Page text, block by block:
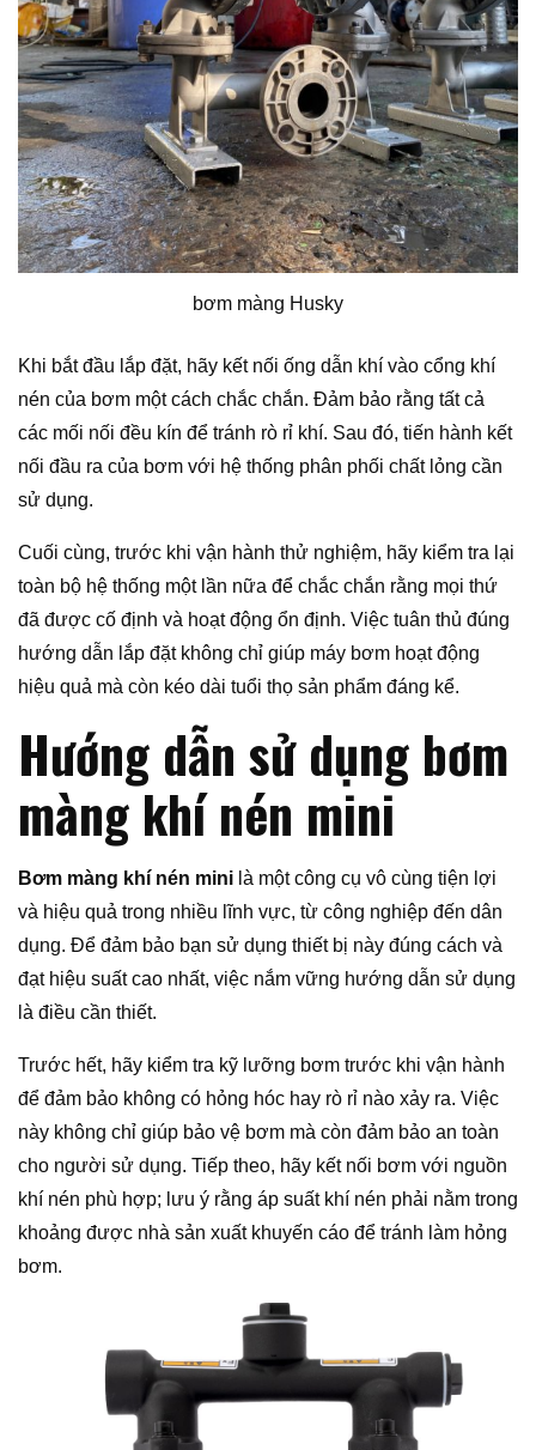
bơm màng Husky
Khi bắt đầu lắp đặt, hãy kết nối ống dẫn khí vào cổng khí
nén của bơm một cách chắc chắn. Đảm bảo rằng tất cả
các mối nối đều kín để tránh rò rỉ khí. Sau đó, tiến hành kết
nối đầu ra của bơm với hệ thống phân phối chất lỏng cần
sử dụng.
Cuối cùng, trước khi vận hành thử nghiệm, hãy kiểm tra lại
toàn bộ hệ thống một lần nữa để chắc chắn rằng mọi thứ
đã được cố định và hoạt động ổn định. Việc tuân thủ đúng
hướng dẫn lắp đặt không chỉ giúp máy bơm hoạt động
hiệu quả mà còn kéo dài tuổi thọ sản phẩm đáng kể.
Hướng dẫn sử dụng bơm
màng khí nén mini
Bơm màng khí nén mini là một công cụ vô cùng tiện lợi
và hiệu quả trong nhiều lĩnh vực, từ công nghiệp đến dân
dụng. Để đảm bảo bạn sử dụng thiết bị này đúng cách và
đạt hiệu suất cao nhất, việc nắm vững hướng dẫn sử dụng
là điều cần thiết.
Trước hết, hãy kiểm tra kỹ lưỡng bơm trước khi vận hành
để đảm bảo không có hỏng hóc hay rò rỉ nào xảy ra. Việc
này không chỉ giúp bảo vệ bơm mà còn đảm bảo an toàn
cho người sử dụng. Tiếp theo, hãy kết nối bơm với nguồn
khí nén phù hợp; lưu ý rằng áp suất khí nén phải nằm trong
khoảng được nhà sản xuất khuyến cáo để tránh làm hỏng
bơm.